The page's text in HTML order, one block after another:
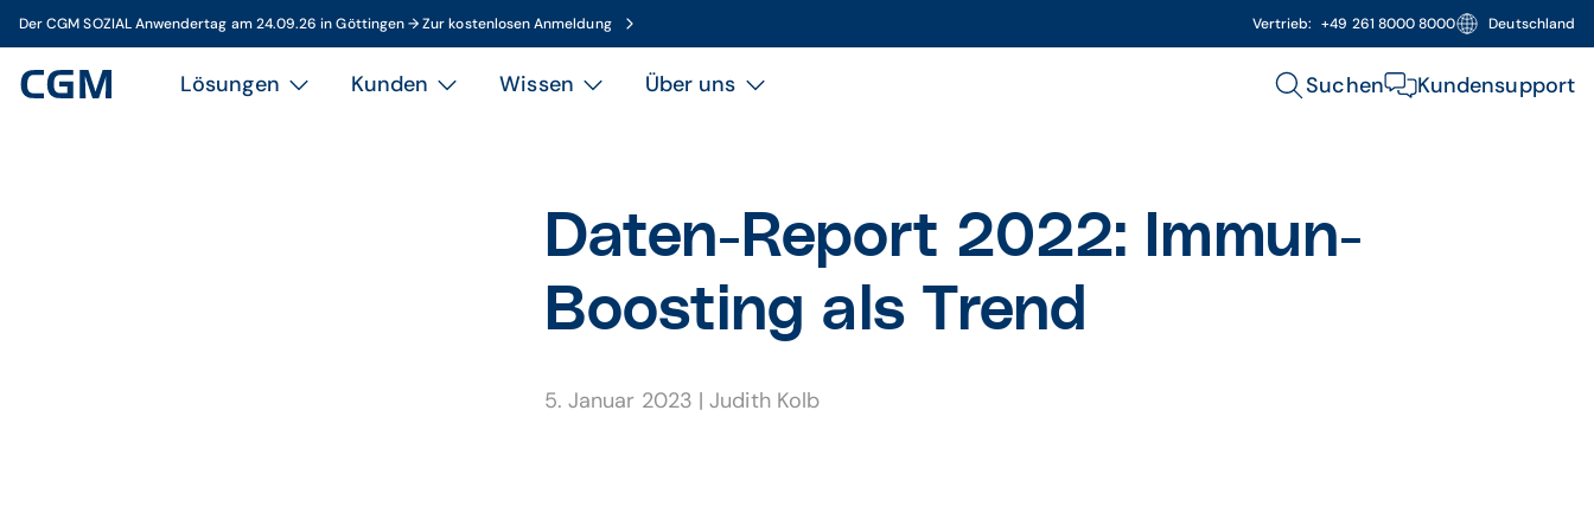
Der CGM SOZIAL Anwendertag am 24.09.26 in Göttingen → Zur kostenlosen Anmeldung Vertrieb: +49 261 8000 8000 Deutschland
Lösungen Kunden Wissen Über uns Suchen Kundensupport
Daten-Report 2022: Immun-
Boosting als Trend
5. Januar 2023 |Judith Kolb